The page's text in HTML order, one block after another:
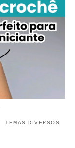
TEMAS DIVERSOS